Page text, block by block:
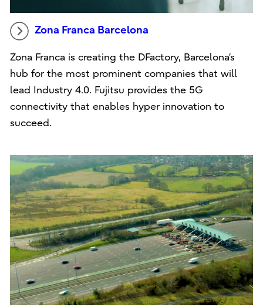
Zona Franca Barcelona
Zona Franca is creating the DFactory, Barcelona’s
hub for the most prominent companies that will
lead Industry 4.0. Fujitsu provides the 5G
connectivity that enables hyper innovation to
succeed.